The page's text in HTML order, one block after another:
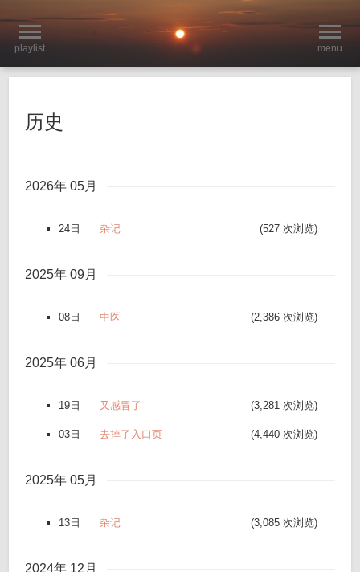
playlist menu
历史
2026年 05月
24日 杂记 (527 次浏览)
2025年 09月
08日 中医 (2,386 次浏览)
2025年 06月
19日 又感冒了 (3,281 次浏览)
03日 去掉了入口页 (4,440 次浏览)
2025年 05月
13日 杂记 (3,085 次浏览)
2024年 12月